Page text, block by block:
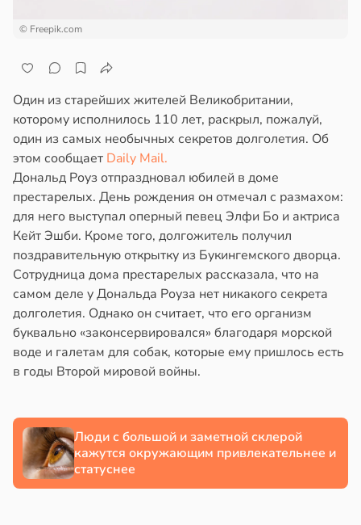
© Freepik.com
Один из старейших жителей Великобритании,
которому исполнилось 110 лет, раскрыл, пожалуй,
один из самых необычных секретов долголетия. Об
этом сообщает Daily Mail.
Дональд Роуз отпраздновал юбилей в доме
престарелых. День рождения он отмечал с размахом:
для него выступал оперный певец Элфи Бо и актриса
Кейт Эшби. Кроме того, долгожитель получил
поздравительную открытку из Букингемского дворца.
Сотрудница дома престарелых рассказала, что на
самом деле у Дональда Роуза нет никакого секрета
долголетия. Однако он считает, что его организм
буквально «законсервировался» благодаря морской
воде и галетам для собак, которые ему пришлось есть
в годы Второй мировой войны.
Люди с большой и заметной склерой
кажутся окружающим привлекательнее и
статуснее